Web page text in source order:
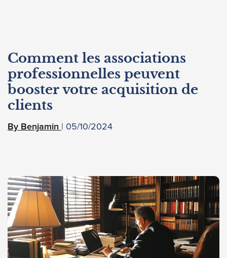
Comment les associations
professionnelles peuvent
booster votre acquisition de
clients
Benjamin 05/10/2024